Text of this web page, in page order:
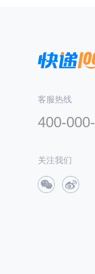
客服热线
400-
关注我们